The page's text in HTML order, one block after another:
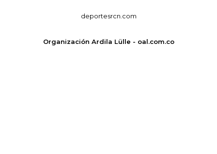
deportesrcn.com
Organización Ardila Lülle - oal.com.co